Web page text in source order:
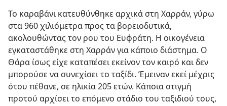
Το καραβάνι κατευθύνθηκε αρχικά στη Χαρράν, γύρω
στα 960 χιλιόμετρα προς τα βορειοδυτικά,
ακολουθώντας τον ρου του Ευφράτη. Η οικογένεια
εγκαταστάθηκε στη Χαρράν για κάποιο διάστημα. Ο
Θάρα ίσως είχε καταπέσει εκείνον τον καιρό και δεν
μπορούσε να συνεχίσει το ταξίδι. Έμειναν εκεί μέχρις
ότου πέθανε, σε ηλικία 205 ετών. Κάποια στιγμή
προτού αρχίσει το επόμενο στάδιο του ταξιδιού τους,